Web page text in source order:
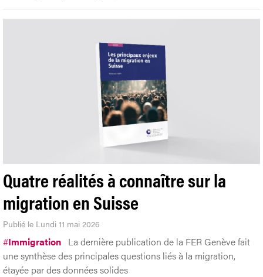
Quatre réalités à connaître sur la
migration en Suisse
Publié le Lundi 11 mai 2026
#Immigration La dernière publication de la FER Genève fait
une synthèse des principales questions liés à la migration,
étayée par des données solides